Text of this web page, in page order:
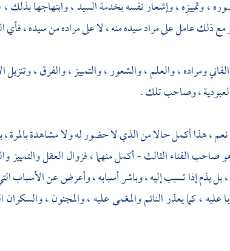
، وتمييزه ، وإشعار نفسه بخدمة السيد ، وابتهاجها بذلك
مع ذلك عامل على مراد سيده منه ، لا على مراده من سيده ، فأي
ومراده ، والعلم ، والشعور ، والتمييز ، والفرق ،
، وصاحب تلك .
نعم ، هذا أكمل حالا من الذي لا حضور له ولا مشاهدة
صاحب الفناء الثالث - أكمل منهما ، فزوال العقل
بل يذم إذا تسبب إليه ، وباشر أسبابه ، وأعرض عن الأسباب
عليه ، كما يعذر النائم والمغمى عليه ، والمجنون ،